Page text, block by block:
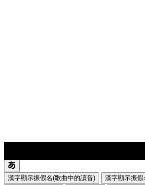
漢字顯示振假名(歌曲中的讀音)
漢字顯示振